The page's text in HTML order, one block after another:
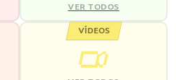
VER TODOS
VÍDEOS